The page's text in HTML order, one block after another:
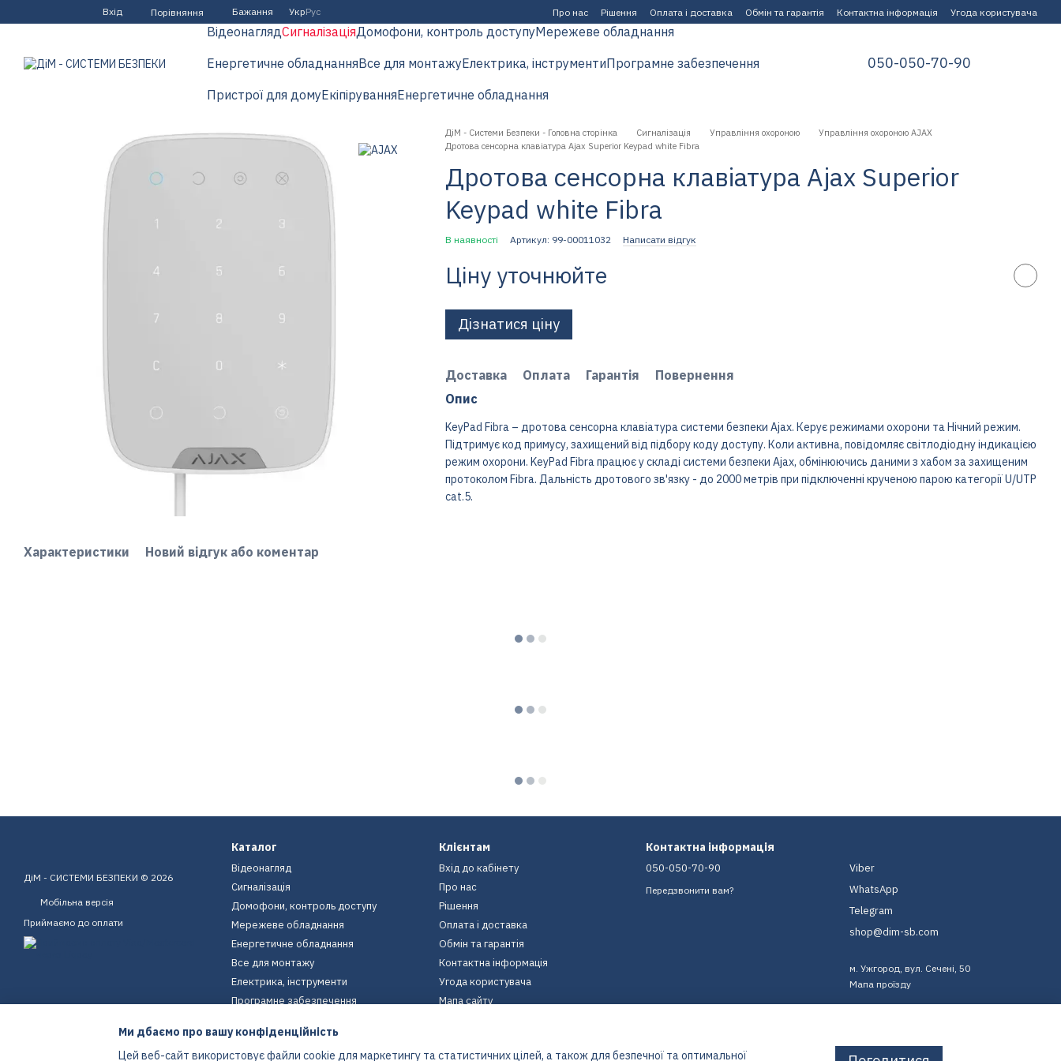
Перейти до основного контенту
Вхід Порівняння Бажання УкрРус Про нас Рішення Оплата і доставка Обмін та гарантія Контактна інформація Угода користувача
ВідеонаглядСигналізаціяДомофони, контроль доступуМережеве обладнання
Енергетичне обладнанняВсе для монтажуЕлектрика, інструментиПрограмне забезпечення
Пристрої для домуЕкіпіруванняЕнергетичне обладнання
050-050-70-90
Характеристики Новий відгук або коментар
ДіМ - Системи Безпеки - Головна сторінка Сигналізація Управління охороною
Управління охороною AJAX
Дротова сенсорна клавіатура Ajax Superior Keypad white Fibra
Дротова сенсорна клавіатура Ajax Superior
Keypad white Fibra
В наявності Артикул: 99-00011032 Написати відгук
Ціну уточнюйте
Дізнатися ціну
Доставка Оплата Гарантія
Повернення
Опис
KeyPad Fibra – дротова сенсорна клавіатура системи безпеки Ajax. Керує режимами охорони та Нічний режим.
Підтримує код примусу, захищений від підбору коду доступу. Коли активна, повідомляє світлодіодну індикацією
режим охорони. KeyPad Fibra працює у складі системи безпеки Ajax, обмінюючись даними з хабом за захищеним
протоколом Fibra. Дальність дротового зв'язку - до 2000 метрів при підключенні крученою парою категорії U/UTP
cat.5.
ДіМ - СИСТЕМИ БЕЗПЕКИ © 2026
Мобільна версія
Приймаємо до оплати
Каталог
Відеонагляд
Сигналізація
Домофони, контроль доступу
Мережеве обладнання
Енергетичне обладнання
Все для монтажу
Електрика, інструменти
Програмне забезпечення
Екіпірування
Енергетичне обладнання
Клієнтам
Вхід до кабінету
Про нас
Рішення
Оплата і доставка
Обмін та гарантія
Контактна інформація
Угода користувача
Мапа сайту
Контактна інформація
050-050-70-90
Передзвонити вам?
Viber
WhatsApp
Telegram
shop@dim-sb.com
м. Ужгород, вул. Сечені, 50
Мапа проїзду
Ми дбаємо про вашу конфіденційність
Цей веб-сайт використовує файли cookie для маркетингу та статистичних цілей, а також для безпечної та оптимальної